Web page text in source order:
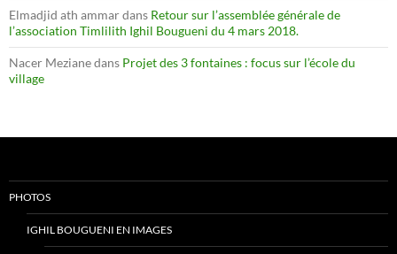
Elmadjid ath ammardans Retour sur l’assemblée générale de
l’association Timlilith Ighil Bougueni du 4 mars 2018.
Nacer Mezianedans Projet des 3 fontaines : focus sur l’école du
village
PHOTOS
IGHIL BOUGUENI EN IMAGES